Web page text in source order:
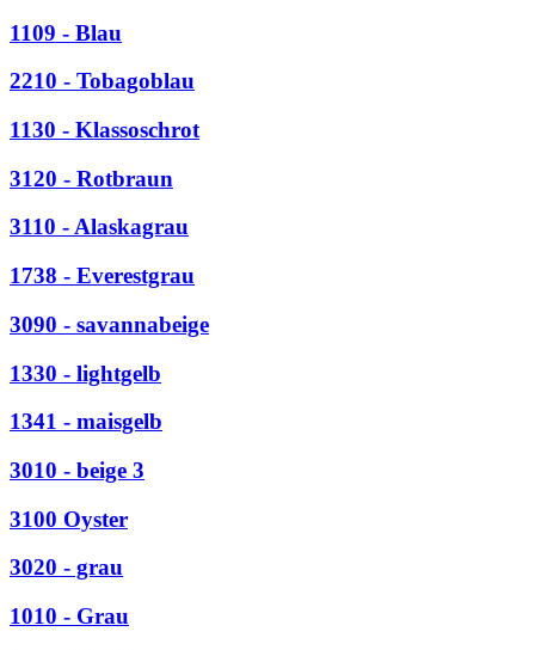
1109 - Blau
2210 - Tobagoblau
1130 - Klassoschrot
3120 - Rotbraun
3110 - Alaskagrau
1738 - Everestgrau
3090 - savannabeige
1330 - lightgelb
1341 - maisgelb
3010 - beige 3
3100 Oyster
3020 - grau
1010 - Grau